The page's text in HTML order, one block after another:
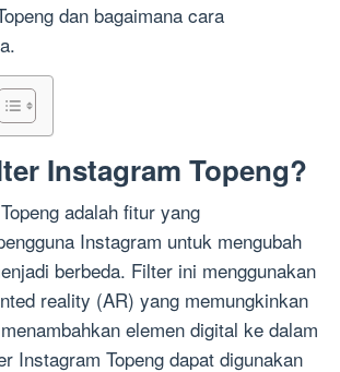
dan bagaimana cara
Instagram Topeng?
adalah fitur yang
Instagram untuk mengubah
berbeda. Filter ini menggunakan
reality (AR) yang memungkinkan
elemen digital ke dalam
Instagram Topeng dapat digunakan